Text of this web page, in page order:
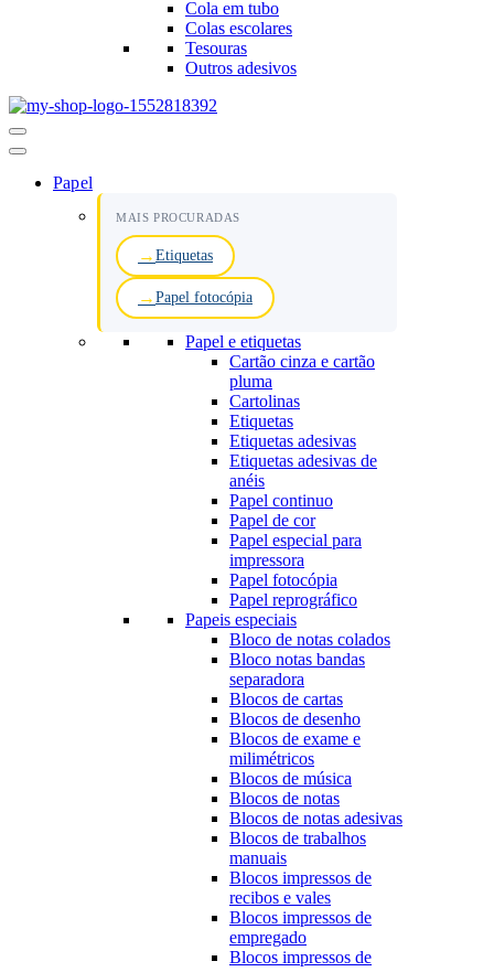
Cola em tubo
Colas escolares
Tesouras
Outros adesivos
Menu
de
Papel
MAIS PROCURADAS
Etiquetas
Papel fotocópia
Papel e etiquetas
Cartão cinza e cartão
pluma
Cartolinas
Etiquetas
Etiquetas adesivas
Etiquetas adesivas de
anéis
Papel continuo
Papel de cor
Papel especial para
impressora
Papel fotocópia
Papel reprográfico
Papeis especiais
Bloco de notas colados
Bloco notas bandas
separadora
Blocos de cartas
Blocos de desenho
Blocos de exame e
milimétricos
Blocos de música
Blocos de notas
Blocos de notas adesivas
Blocos de trabalhos
manuais
Blocos impressos de
recibos e vales
Blocos impressos de
empregado
Blocos impressos de